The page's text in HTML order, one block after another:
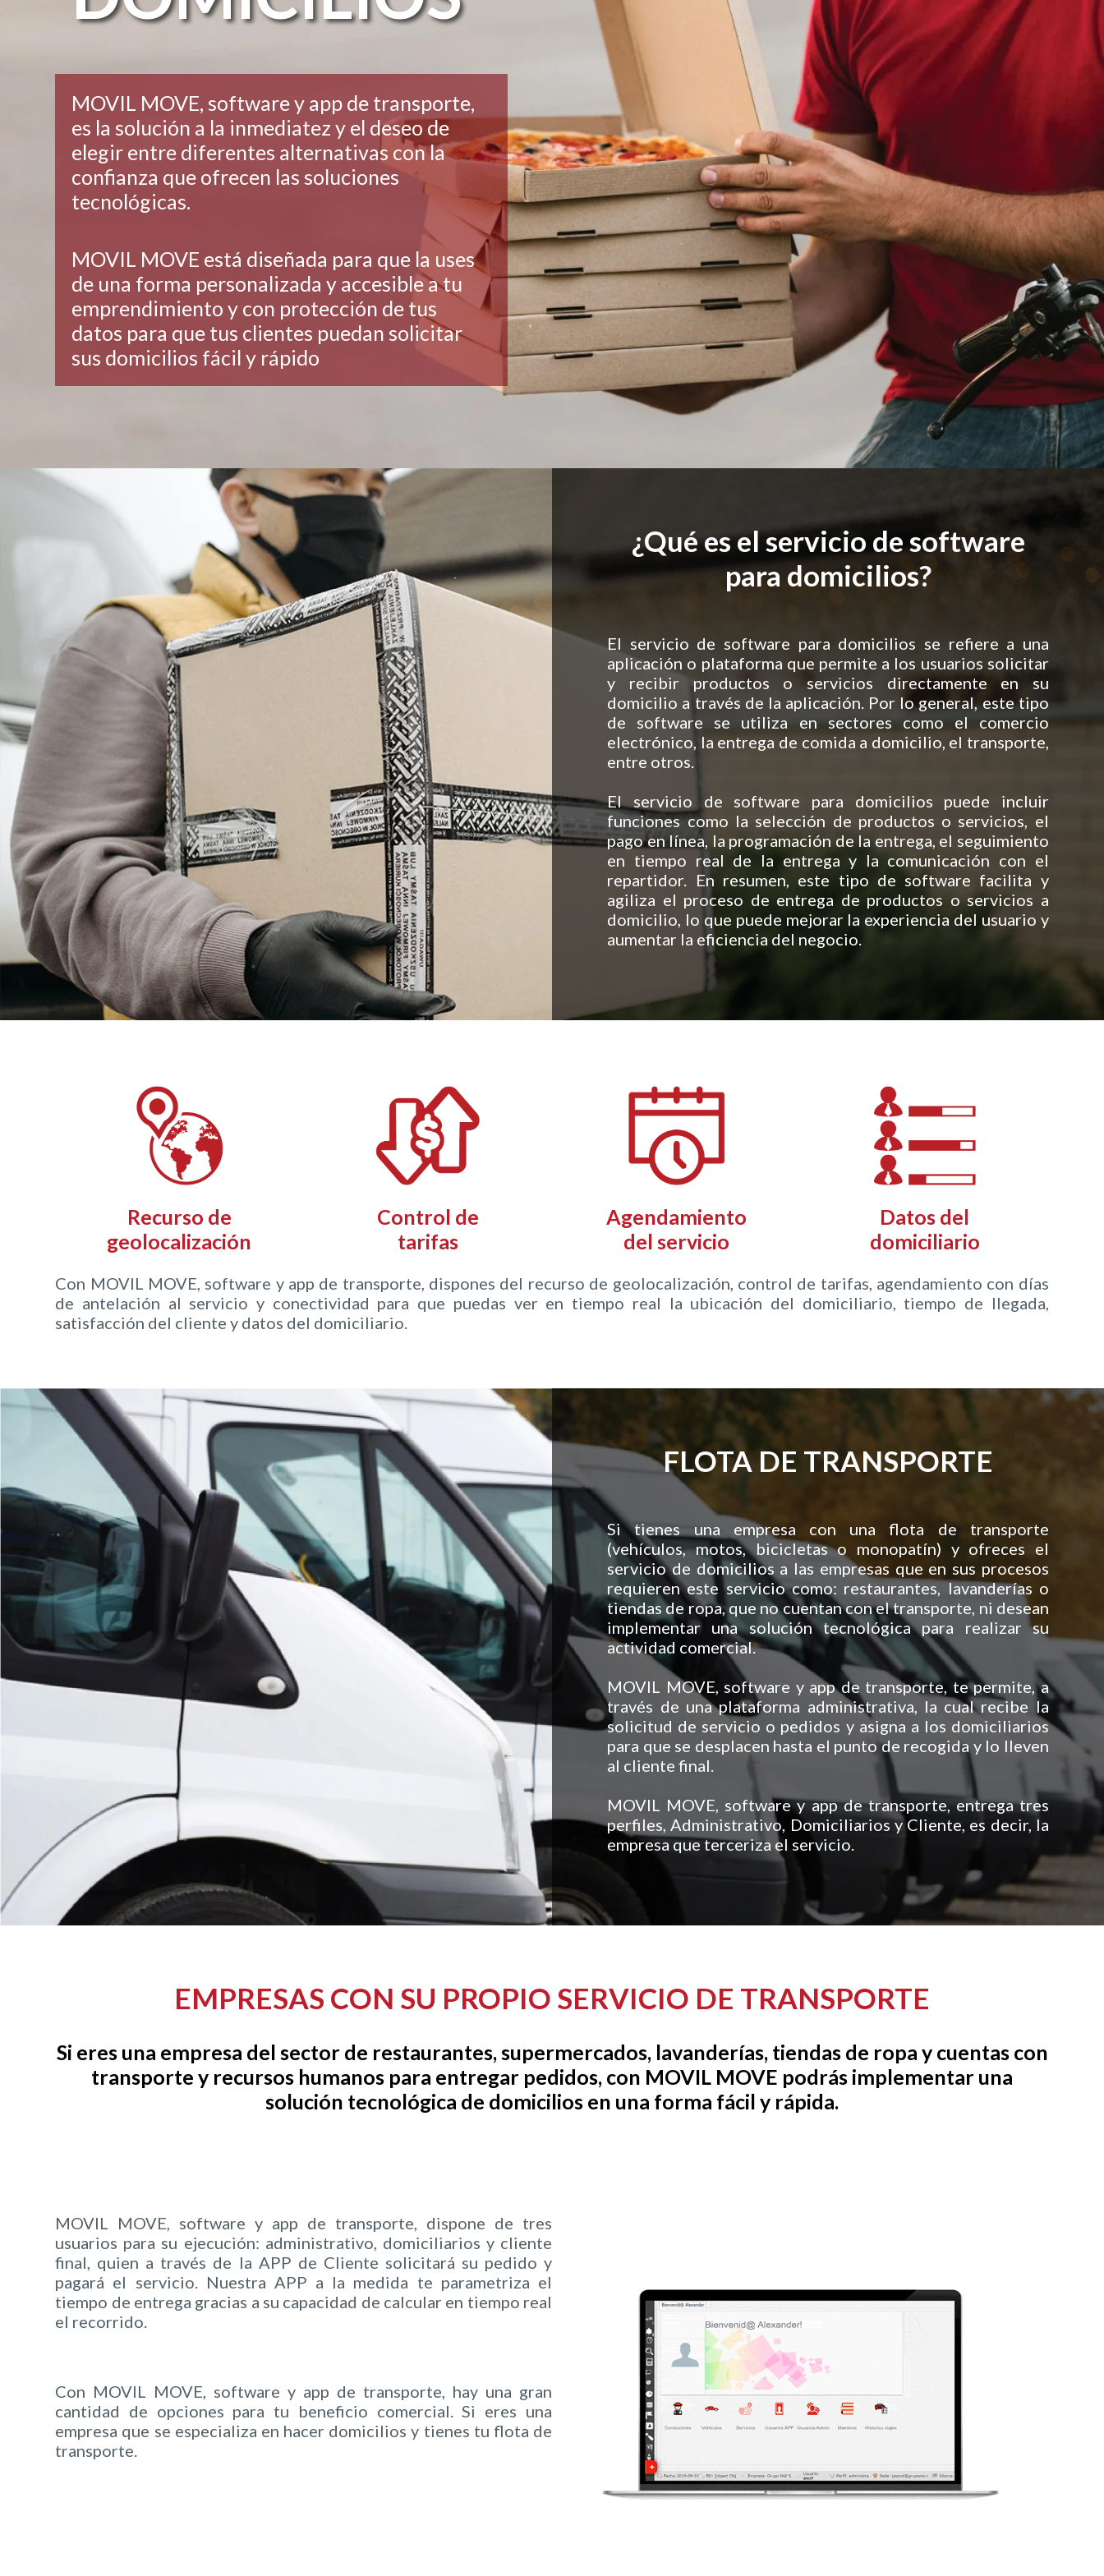
MOVIL MOVE, software y app de transporte,
es la solución a la inmediatez y el deseo de
elegir entre diferentes alternativas con la
confianza que ofrecen las soluciones
tecnológicas.
MOVIL MOVE está diseñada para que la uses
de una forma personalizada y accesible a tu
emprendimiento y con protección de tus
datos para que tus clientes puedan solicitar
sus domicilios fácil y rápido
¿Qué es el servicio de software
para domicilios?
El servicio de software para domicilios se refiere a una
aplicación o plataforma que permite a los usuarios solicitar
y recibir productos o servicios directamente en su
domicilio a través de la aplicación. Por lo general, este tipo
de software se utiliza en sectores como el comercio
electrónico, la entrega de comida a domicilio, el transporte,
entre otros.
El servicio de software para domicilios puede incluir
funciones como la selección de productos o servicios, el
pago en línea, la programación de la entrega, el seguimiento
en tiempo real de la entrega y la comunicación con el
repartidor. En resumen, este tipo de software facilita y
agiliza el proceso de entrega de productos o servicios a
domicilio, lo que puede mejorar la experiencia del usuario y
aumentar la eficiencia del negocio.
Recurso de
geolocalización
Control de
tarifas
Agendamiento
del servicio
Datos del
domiciliario
Con MOVIL MOVE, software y app de transporte, dispones del recurso de geolocalización, control de tarifas, agendamiento con días
de antelación al servicio y conectividad para que puedas ver en tiempo real la ubicación del domiciliario, tiempo de llegada,
satisfacción del cliente y datos del domiciliario.
FLOTA DE TRANSPORTE
Si tienes una empresa con una flota de transporte
(vehículos, motos, bicicletas o monopatín) y ofreces el
servicio de domicilios a las empresas que en sus procesos
requieren este servicio como: restaurantes, lavanderías o
tiendas de ropa, que no cuentan con el transporte, ni desean
implementar una solución tecnológica para realizar su
actividad comercial.
MOVIL MOVE, software y app de transporte, te permite, a
través de una plataforma administrativa, la cual recibe la
solicitud de servicio o pedidos y asigna a los domiciliarios
para que se desplacen hasta el punto de recogida y lo lleven
al cliente final.
MOVIL MOVE, software y app de transporte, entrega tres
perfiles, Administrativo, Domiciliarios y Cliente, es decir, la
empresa que terceriza el servicio.
EMPRESAS CON SU PROPIO SERVICIO DE TRANSPORTE
Si eres una empresa del sector de restaurantes, supermercados, lavanderías, tiendas de ropa y cuentas con
transporte y recursos humanos para entregar pedidos, con MOVIL MOVE podrás implementar una
solución tecnológica de domicilios en una forma fácil y rápida.
MOVIL MOVE, software y app de transporte, dispone de tres
usuarios para su ejecución: administrativo, domiciliarios y cliente
final, quien a través de la APP de Cliente solicitará su pedido y
pagará el servicio. Nuestra APP a la medida te parametriza el
tiempo de entrega gracias a su capacidad de calcular en tiempo real
el recorrido.
Con MOVIL MOVE, software y app de transporte, hay una gran
cantidad de opciones para tu beneficio comercial. Si eres una
empresa que se especializa en hacer domicilios y tienes tu flota de
transporte.